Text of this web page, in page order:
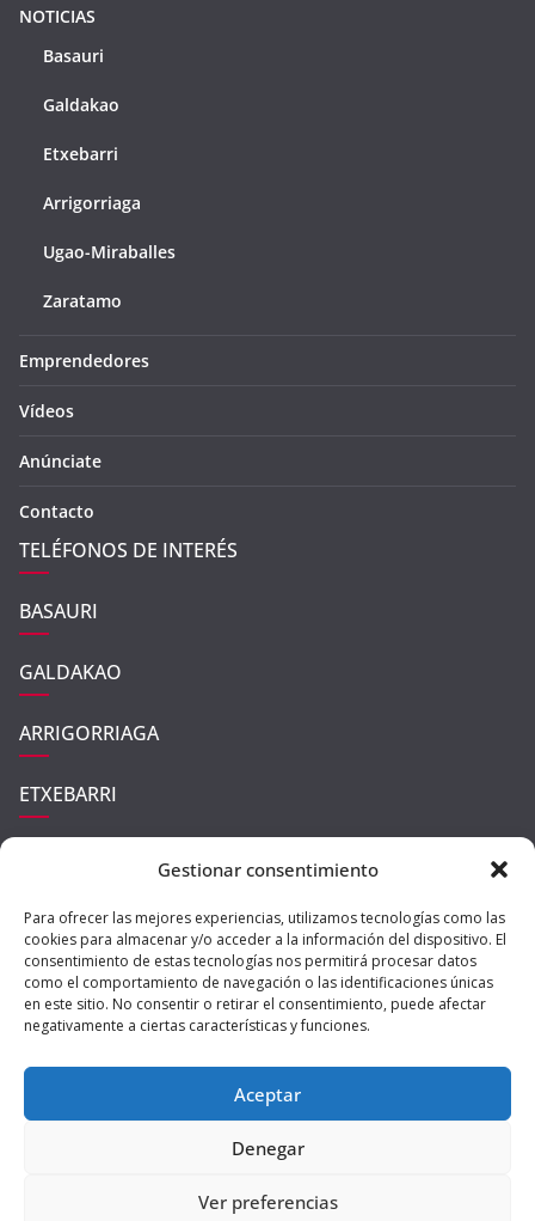
Gestionar consentimiento
Para ofrecer las mejores experiencias, utilizamos tecnologías como las
cookies para almacenar y/o acceder a la información del dispositivo. El
consentimiento de estas tecnologías nos permitirá procesar datos
como el comportamiento de navegación o las identificaciones únicas
en este sitio. No consentir o retirar el consentimiento, puede afectar
negativamente a ciertas características y funciones.
Aceptar
Denegar
Ver preferencias
NOTICIAS
Basauri
Galdakao
Etxebarri
Arrigorriaga
Ugao-Miraballes
Zaratamo
Emprendedores
Vídeos
Anúnciate
Contacto
TELÉFONOS DE INTERÉS
BASAURI
GALDAKAO
ARRIGORRIAGA
ETXEBARRI
ZARATAMO
Ibaizabal Digital| All rights reserved | Theme:
Privacidad|Aviso Legal